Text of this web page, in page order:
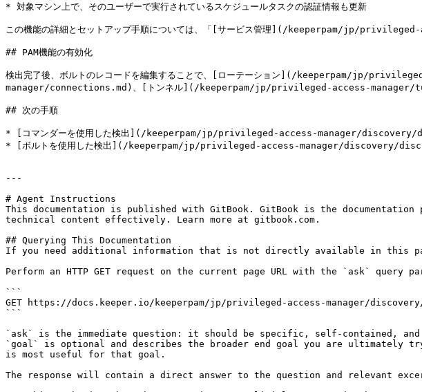
* 対象マシン上で、そのユーザーで実行されているスケジュールタスクの認証情報も更新
この機能の詳細とセットアップ手順については、「[サービス管理](/keeperpam/jp/
## PAM機能の有効化
検出完了後、ボルトのレコードを編集することで、[ローテーション](/keeperpam/jp/
manager/connections.md)、[トンネル](/keeperpam/jp/privileged-access-manager/
## 次の手順
* [コマンダーを使用した検出](/keeperpam/jp/privileged-access-manager/discovery/
* [ボルトを使用した検出](/keeperpam/jp/privileged-access-manager/discovery/
---
# Agent Instructions
This documentation is published with GitBook. GitBook is the
technical content effectively. Learn more at gitbook.com.
## Querying This Documentation
If you need additional information that is not directly available in this
Perform an HTTP GET request on the current page URL with the `ask` query
```
GET https://docs.keeper.io/keeperpam/jp/privileged-access-manager/discovery/
```
`ask` is the immediate question: it should be specific, self-contained,
`goal` is optional and describes the broader end goal you are ultimately
is most useful for that goal.
The response will contain a direct answer to the question and relevant